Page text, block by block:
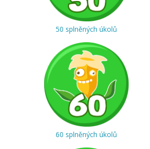
50 splněných úkolů
60 splněných úkolů